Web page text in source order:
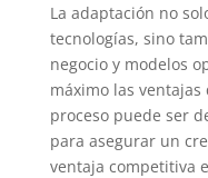
La adaptación no
tecnologías, sino
negocio y modelos
máximo las
proceso puede ser
para asegurar un
ventaja competitiva